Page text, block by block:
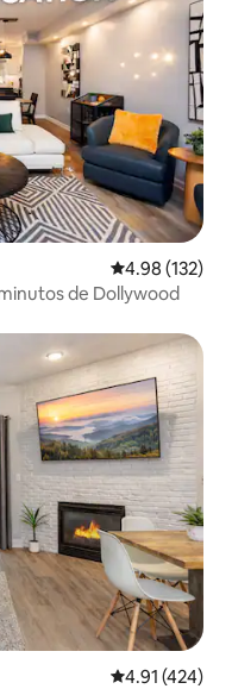
Calificación
4.98 (132)
de Dollywood
Calificación
4.91 (424)